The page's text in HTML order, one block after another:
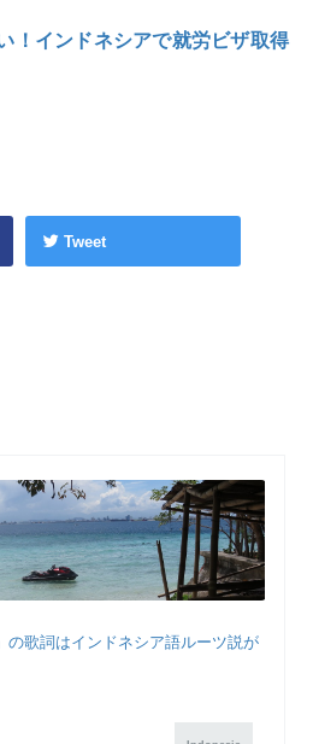
！インドネシアで就労ビザ取得
Tweet
の歌詞はインドネシア語ルーツ説が